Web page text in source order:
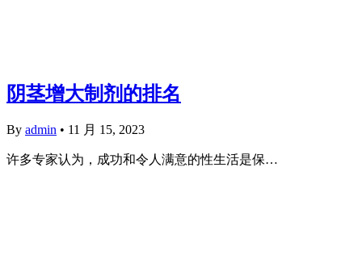
阴茎增大制剂的排名
By admin • 11 月 15, 2023
许多专家认为，成功和令人满意的性生活是保…